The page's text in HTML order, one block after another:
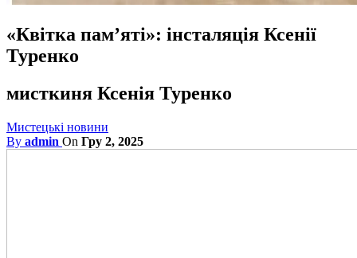
«Квітка пам’яті»: інсталяція Ксенії
Туренко
мисткиня Ксенія Туренко
Мистецькі новини
By admin On Гру 2, 2025